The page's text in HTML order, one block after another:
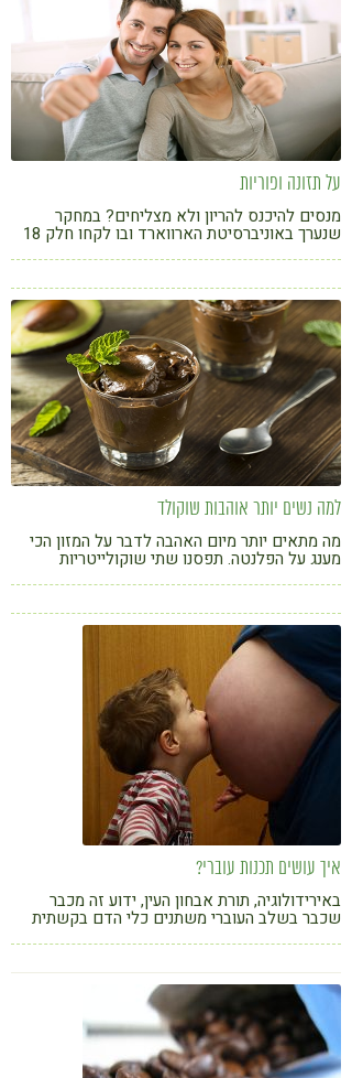
על תזונה ופוריות
מנסים להיכנס להריון ולא מצליחים? במחקר
שנערך באוניברסיטת הארווארד ובו לקחו חלק 18
למה נשים יותר אוהבות שוקולד
מה מתאים יותר מיום האהבה לדבר על המזון הכי
מענג על הפלנטה. תפסנו שתי שוקולייטריות
אחד פשוט
איך עושים תכנות עוברי?
באירידולוגיה, תורת אבחון העין, ידוע זה מכבר
שכבר בשלב העוברי משתנים כלי הדם בקשתית
"לתכנות" עובר בריא